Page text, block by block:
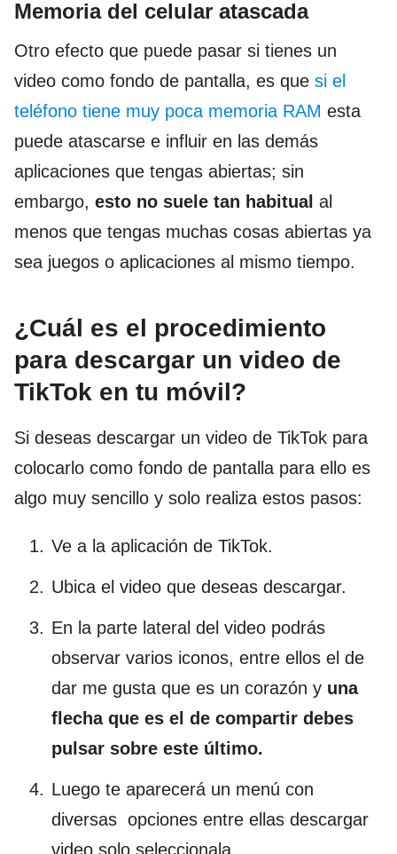
Memoria del celular atascada
Otro efecto que puede pasar si tienes un
video como fondo de pantalla, es que si el
teléfono tiene muy poca memoria RAM esta
puede atascarse e influir en las demás
aplicaciones que tengas abiertas; sin
embargo, esto no suele tan habitual al
menos que tengas muchas cosas abiertas ya
sea juegos o aplicaciones al mismo tiempo.
¿Cuál es el procedimiento
para descargar un video de
TikTok en tu móvil?
Si deseas descargar un video de TikTok para
colocarlo como fondo de pantalla para ello es
algo muy sencillo y solo realiza estos pasos:
Ve a la aplicación de TikTok.
Ubica el video que deseas descargar.
En la parte lateral del video podrás
observar varios iconos, entre ellos el de
dar me gusta que es un corazón y una
flecha que es el de compartir debes
pulsar sobre este último.
Luego te aparecerá un menú con
diversas opciones entre ellas descargar
video solo seleccionala.